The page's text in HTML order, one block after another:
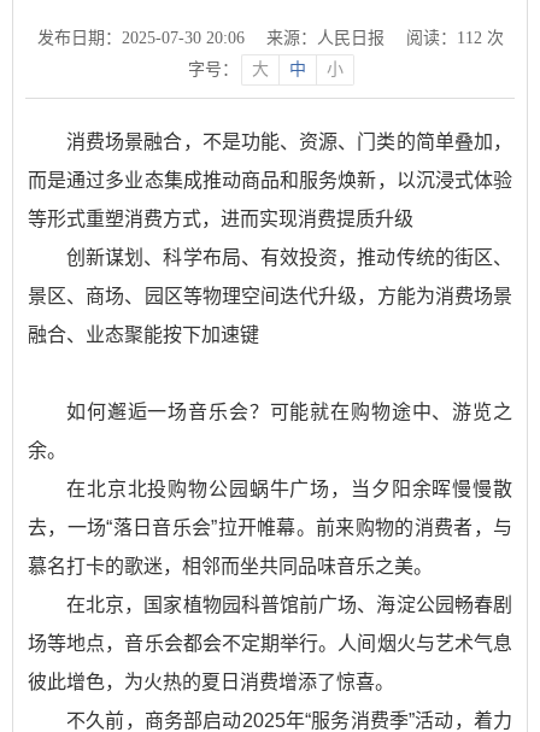
发布日期：2025-07-30 20:06 来源：人民日报 阅读： 112次
字号：
大 中 小
消费场景融合，不是功能、资源、门类的简单叠加，
而是通过多业态集成推动商品和服务焕新，以沉浸式体验
等形式重塑消费方式，进而实现消费提质升级
创新谋划、科学布局、有效投资，推动传统的街区、
景区、商场、园区等物理空间迭代升级，方能为消费场景
融合、业态聚能按下加速键
如何邂逅一场音乐会？可能就在购物途中、游览之
余。
在北京北投购物公园蜗牛广场，当夕阳余晖慢慢散
去，一场“落日音乐会”拉开帷幕。前来购物的消费者，与
慕名打卡的歌迷，相邻而坐共同品味音乐之美。
在北京，国家植物园科普馆前广场、海淀公园畅春剧
场等地点，音乐会都会不定期举行。人间烟火与艺术气息
彼此增色，为火热的夏日消费增添了惊喜。
不久前，商务部启动2025年“服务消费季”活动，着力